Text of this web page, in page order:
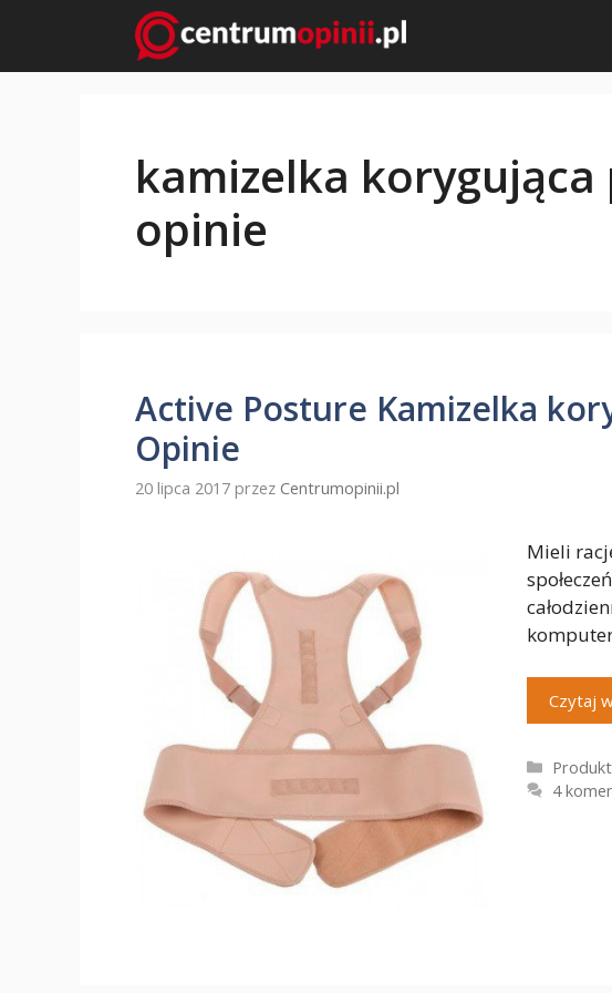
treści
kamizelka
opinie
Active Posture Kamizelka
Opinie
20 lipca 2017 przez Centrumopinii.pl
Mieli
Czytaj
4